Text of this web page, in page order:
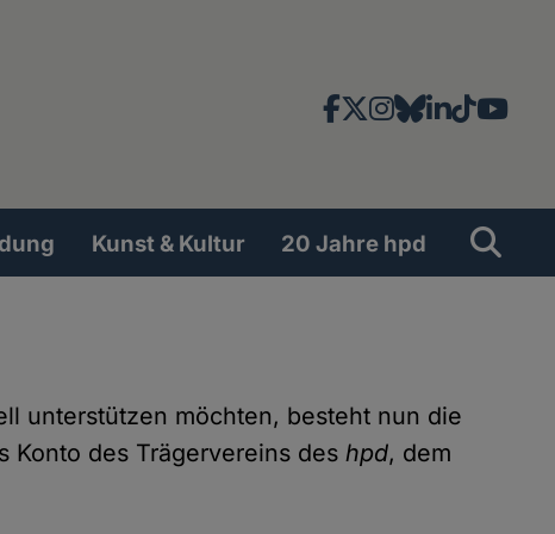
News-
Social
Network
Facebook
X Instagram
Bluesky
LinkedIn
TikTok
Suche
Kunst & Kultur 20 Jahre hpd
unterstützen möchten, besteht nun die
Konto des Trägervereins des hpd, dem